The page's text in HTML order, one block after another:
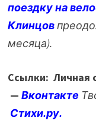
поездку на
Клинцов
месяца).
Ссылки: Личная
— Вконтакте
Стихи.ру.